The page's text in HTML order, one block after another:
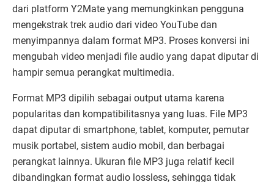
dari platform Y2Mate yang memungkinkan pengguna
mengekstrak trek audio dari video YouTube dan
menyimpannya dalam format MP3. Proses konversi ini
mengubah video menjadi file audio yang dapat diputar di
hampir semua perangkat multimedia.
Format MP3 dipilih sebagai output utama karena
popularitas dan kompatibilitasnya yang luas. File MP3
dapat diputar di smartphone, tablet, komputer, pemutar
musik portabel, sistem audio mobil, dan berbagai
perangkat lainnya. Ukuran file MP3 juga relatif kecil
dibandingkan format audio lossless, sehingga tidak